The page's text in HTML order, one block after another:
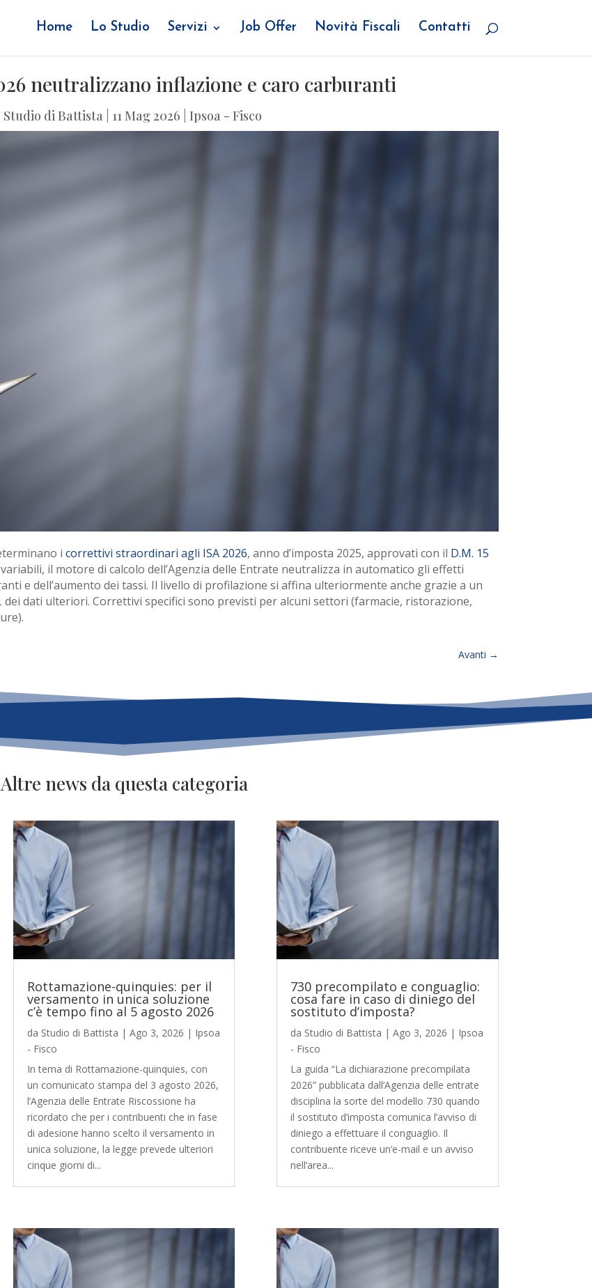
Home Lo Studio Servizi Job Offer Novità Fiscali Contatti
neutralizzano inflazione e caro carburanti
Studio di Battista 11 Mag 2026 Ipsoa - Fisco
icorrettivi straordinari agli ISA 2026, anno d’imposta 2025, approvati con il D.M. 15
il motore di calcolo dell’Agenzia delle Entrate neutralizza in automatico gli effetti
e dell’aumento dei tassi. Il livello di profilazione si affina ulteriormente anche grazie a un
dati ulteriori. Correttivi specifici sono previsti per alcuni settori (farmacie, ristorazione,
Avanti →
Altre news da questa categoria
Rottamazione-quinquies: per il
versamento in unica soluzione
c’è tempo fino al 5 agosto 2026
da Studio di Battista | Ago 3, 2026 | Ipsoa
- Fisco
In tema di Rottamazione-quinquies, con
un comunicato stampa del 3 agosto 2026,
l’Agenzia delle Entrate Riscossione ha
ricordato che per i contribuenti che in fase
di adesione hanno scelto il versamento in
unica soluzione, la legge prevede ulteriori
cinque giorni di...
730 precompilato e conguaglio:
cosa fare in caso di diniego del
sostituto d’imposta?
da Studio di Battista | Ago 3, 2026 | Ipsoa
- Fisco
La guida “La dichiarazione precompilata
2026” pubblicata dall’Agenzia delle entrate
disciplina la sorte del modello 730 quando
il sostituto d’imposta comunica l’avviso di
diniego a effettuare il conguaglio. Il
contribuente riceve un’e-mail e un avviso
nell’area...